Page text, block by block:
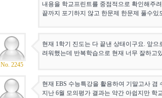
내용을 학교프린트를 중점적으로 확인해주
끝까지 포기하지 않고 한문제 한문제 풀수있
No. 2245
현재 1학기 진도는 다 끝낸 상태이구요. 앞
려워했는데 반복학습으로 현재 너무 잘하
현재 EBS 수능특강을 활용하여 기말고사
지난 6월 모의평가 결과는 약간 아쉽지만 학